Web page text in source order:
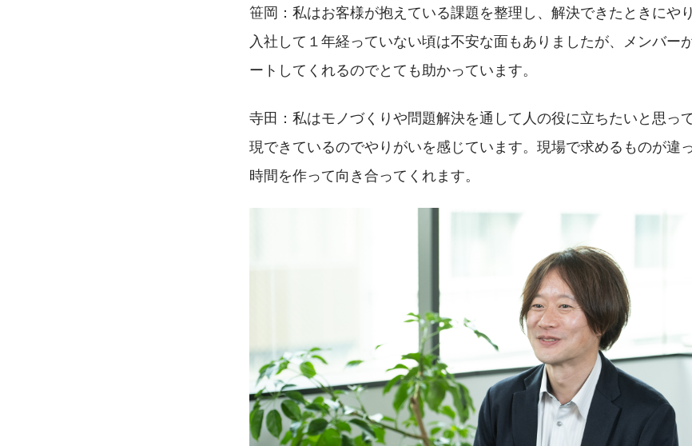
笹岡：私はお客様が抱えている課題を整理し、解決できたときにや
入社して１年経っていない頃は不安な面もありましたが、メンバー
ートしてくれるのでとても助かっています。
寺田：私はモノづくりや問題解決を通して人の役に立ちたいと思っ
現できているのでやりがいを感じています。現場で求めるものが違
時間を作って向き合ってくれます。